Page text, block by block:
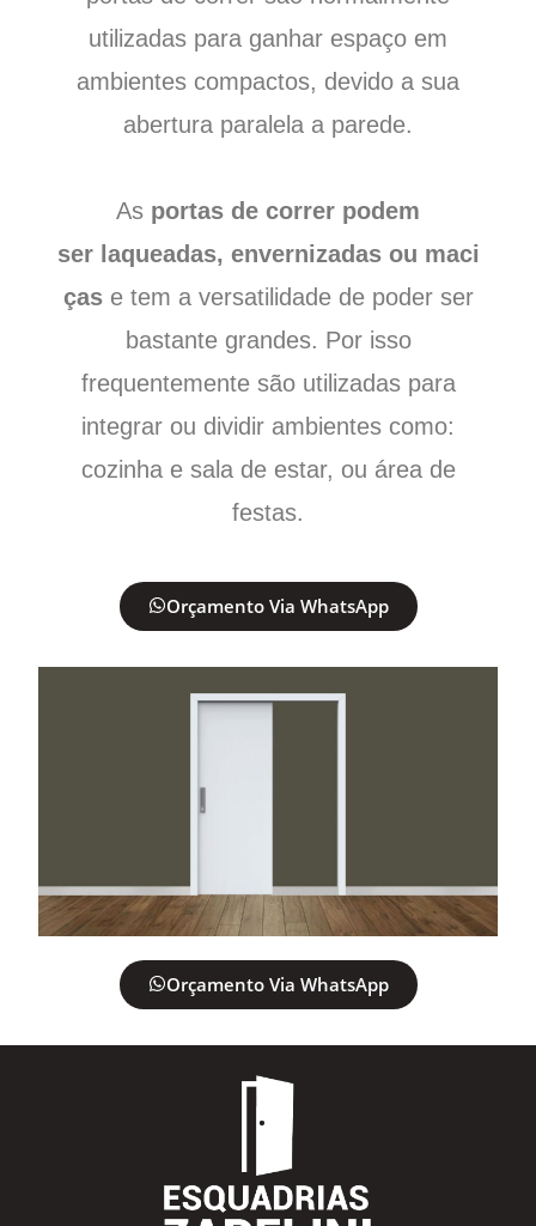
utilizadas para ganhar espaço em
ambientes compactos, devido a sua
abertura paralela a parede.
As portas de correr podem
ser laqueadas, envernizadas ou maci
çase tem a versatilidade de poder ser
bastante grandes. Por isso
frequentemente são utilizadas para
integrar ou dividir ambientes como:
cozinha e sala de estar, ou área de
festas.
Orçamento Via WhatsApp
Orçamento Via WhatsApp